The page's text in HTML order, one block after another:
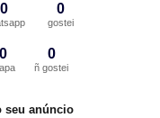
0 0
gostei
0 0
ñ gostei
seu anúncio